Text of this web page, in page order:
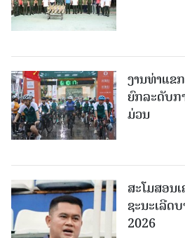
ງານທ່າແຂ
ຍົກລະດັບກ
ມ່ວນ
ສະໂມສອນ
ຊະນະເລີດ
2026